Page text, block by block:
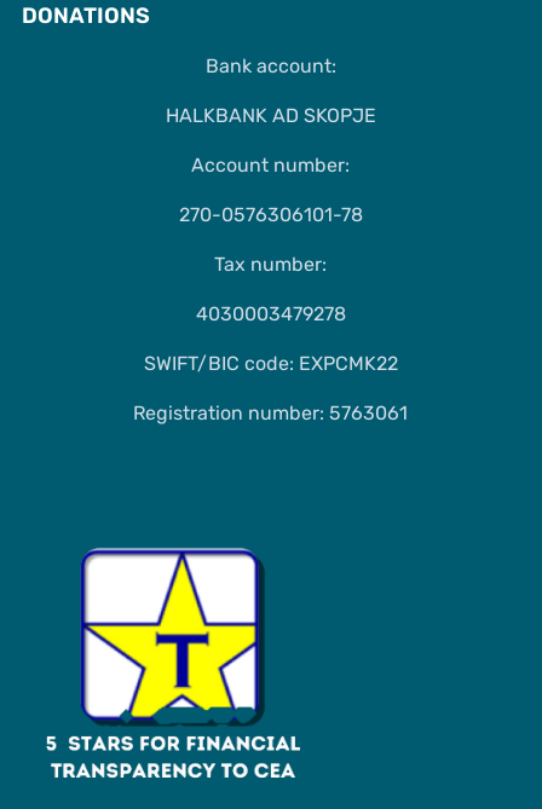
DONATIONS
Bank account:
HALKBANK AD SKOPJE
Account number:
270-0576306101-78
Tax number:
4030003479278
SWIFT/BIC code: EXPCMK22
Registration number: 5763061